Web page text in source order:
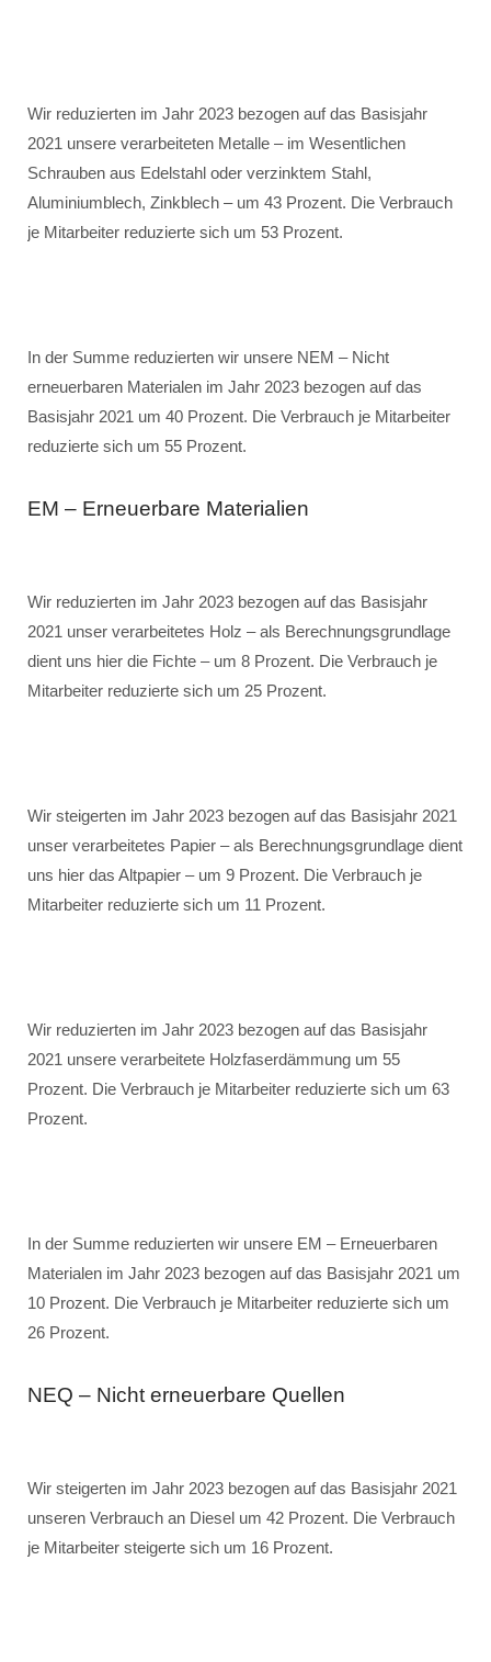
Wir reduzierten im Jahr 2023 bezogen auf das Basisjahr
2021 unsere verarbeiteten Metalle – im Wesentlichen
Schrauben aus Edelstahl oder verzinktem Stahl,
Aluminiumblech, Zinkblech – um 43 Prozent. Die Verbrauch
je Mitarbeiter reduzierte sich um 53 Prozent.
In der Summe reduzierten wir unsere NEM – Nicht
erneuerbaren Materialen im Jahr 2023 bezogen auf das
Basisjahr 2021 um 40 Prozent. Die Verbrauch je Mitarbeiter
reduzierte sich um 55 Prozent.
EM – Erneuerbare Materialien
Wir reduzierten im Jahr 2023 bezogen auf das Basisjahr
2021 unser verarbeitetes Holz – als Berechnungsgrundlage
dient uns hier die Fichte – um 8 Prozent. Die Verbrauch je
Mitarbeiter reduzierte sich um 25 Prozent.
Wir steigerten im Jahr 2023 bezogen auf das Basisjahr 2021
unser verarbeitetes Papier – als Berechnungsgrundlage dient
uns hier das Altpapier – um 9 Prozent. Die Verbrauch je
Mitarbeiter reduzierte sich um 11 Prozent.
Wir reduzierten im Jahr 2023 bezogen auf das Basisjahr
2021 unsere verarbeitete Holzfaserdämmung um 55
Prozent. Die Verbrauch je Mitarbeiter reduzierte sich um 63
Prozent.
In der Summe reduzierten wir unsere EM – Erneuerbaren
Materialen im Jahr 2023 bezogen auf das Basisjahr 2021 um
10 Prozent. Die Verbrauch je Mitarbeiter reduzierte sich um
26 Prozent.
NEQ – Nicht erneuerbare Quellen
Wir steigerten im Jahr 2023 bezogen auf das Basisjahr 2021
unseren Verbrauch an Diesel um 42 Prozent. Die Verbrauch
je Mitarbeiter steigerte sich um 16 Prozent.